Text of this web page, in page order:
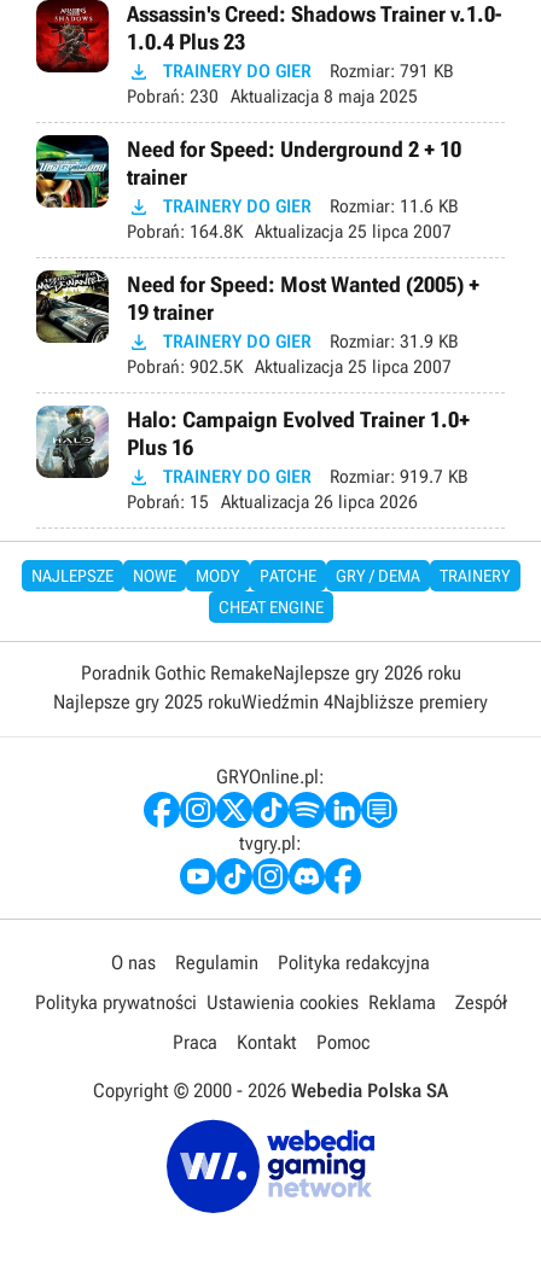
Assassin's Creed: Shadows Trainer v.1.0-
1.0.4 Plus 23
 TRAINERY DO GIER Rozmiar: 791 KB
Pobrań: 230 Aktualizacja 8 maja 2025
Need for Speed: Underground 2 + 10
trainer
 TRAINERY DO GIER Rozmiar: 11.6 KB
Pobrań: 164.8K Aktualizacja 25 lipca 2007
Need for Speed: Most Wanted (2005) +
19 trainer
 TRAINERY DO GIER Rozmiar: 31.9 KB
Pobrań: 902.5K Aktualizacja 25 lipca 2007
Halo: Campaign Evolved Trainer 1.0+
Plus 16
 TRAINERY DO GIER Rozmiar: 919.7 KB
Pobrań: 15 Aktualizacja 26 lipca 2026
NAJLEPSZE NOWE MODY PATCHE GRY / DEMA
TRAINERY
CHEAT ENGINE
Poradnik Gothic RemakeNajlepsze gry 2026 roku
Najlepsze gry 2025 rokuWiedźmin 4Najbliższe premiery
GRYOnline.pl:
tvgry.pl:
O nas Regulamin
Polityka redakcyjna
Polityka prywatności Ustawienia cookies Reklama
Zespół
Praca
Kontakt Pomoc
Copyright © 2000 - 2026 Webedia Polska SA